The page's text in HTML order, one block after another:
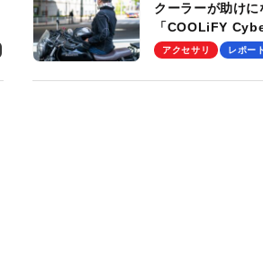
クーラーが助けに
「COOLiFY
ビュー。冷却の
性がグッド！
アクセサリ レポート